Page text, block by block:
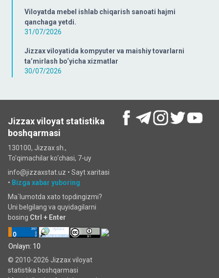
Viloyatda mebel ishlab chiqarish sanoati hajmi
qanchaga yetdi.
31/07/2026
Jizzax viloyatida kompyuter va maishiy tovarlarni
ta’mirlash bo‘yicha xizmatlar
30/07/2026
Jizzax viloyat statistika
boshqarmasi
130100, Jizzax sh.,
To'qimachilar ko‘chаsi, 7-uy
info@jizzaxstat.uz • Sayt xaritasi
• Bizga xabar yuboring
Ma`lumotda xato topdingizmi?
Uni belgilang va quyidagilarni
bosing Ctrl + Enter
Onlayn: 10
© 2010-2026 Jizzax viloyat
statistika boshqarmasi